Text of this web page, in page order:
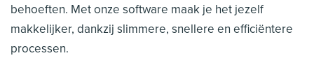
behoeften. Met onze software maak je het jezelf
makkelijker, dankzij slimmere, snellere en efficiëntere
processen.